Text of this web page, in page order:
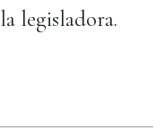
legisladora.